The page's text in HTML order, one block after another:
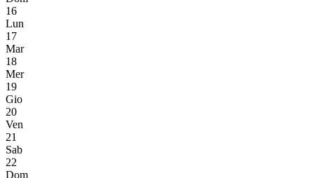
16
Lun
17
Mar
18
Mer
19
Gio
20
Ven
21
Sab
22
Dom